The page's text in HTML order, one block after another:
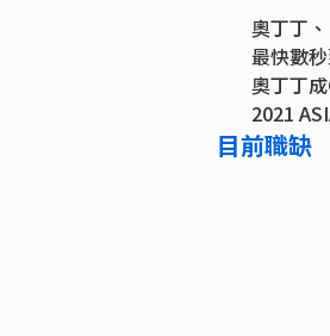
奧丁丁
最快數
奧丁丁
2021
光拿執
目前職缺